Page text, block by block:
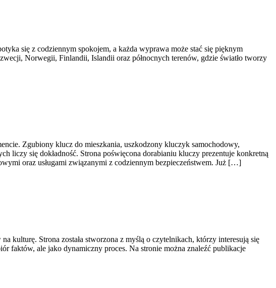
się z codziennym spokojem, a każda wyprawa może stać się pięknym
Norwegii, Finlandii, Islandii oraz północnych terenów, gdzie światło tworzy
Zgubiony klucz do mieszkania, uszkodzony kluczyk samochodowy,
liczy się dokładność. Strona poświęcona dorabianiu kluczy prezentuje konkretną
oraz usługami związanymi z codziennym bezpieczeństwem. Już […]
kulturę. Strona została stworzona z myślą o czytelnikach, którzy interesują się
faktów, ale jako dynamiczny proces. Na stronie można znaleźć publikacje